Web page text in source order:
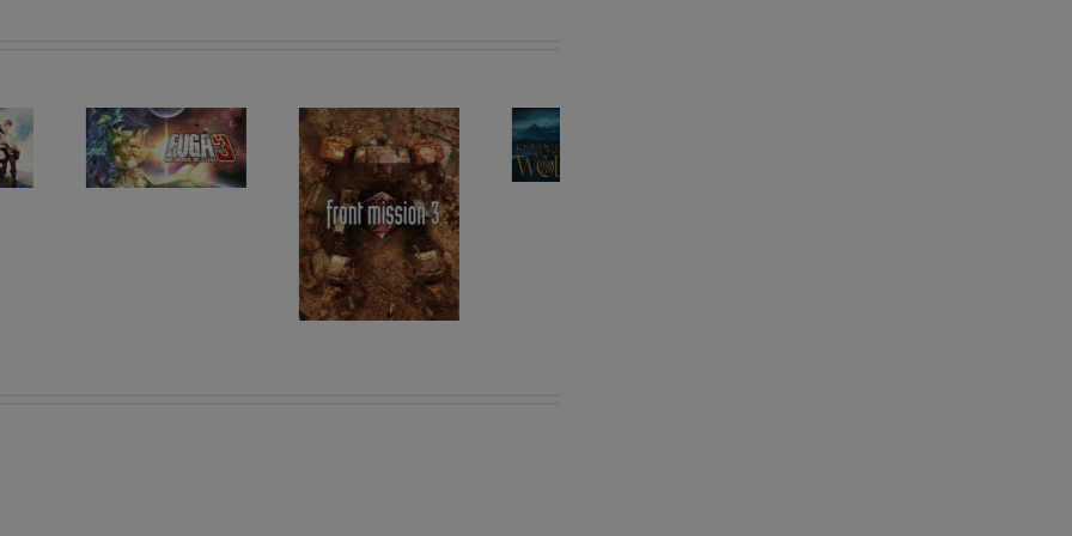
Les sorties
RPG du
02/06/2025 au
Les sorties
RPG du
26/05/2025 au
01/06/2025